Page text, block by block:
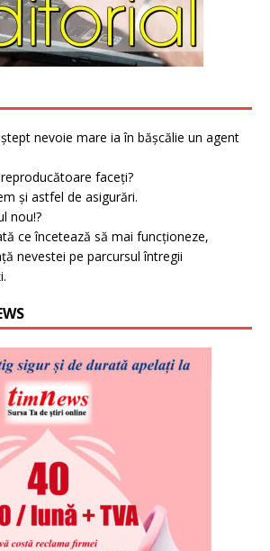
nevoie mare ia în bășcălie un agent
faceți?
și astfel de asigurări.
nou!?
ce încetează să mai funcționeze,
nevestei pe parcursul întregii